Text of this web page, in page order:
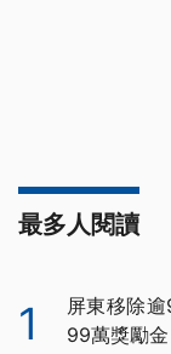
最多人閱讀
1
屏東移除
99萬獎勵金